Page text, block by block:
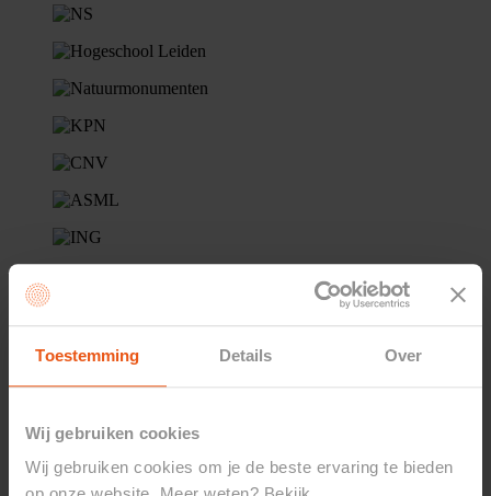
Toestemming Details Over
Wij gebruiken cookies
Wij gebruiken cookies om je de beste ervaring te bieden